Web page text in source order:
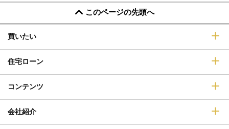
このページの先頭へ
買いたい
住宅ローン
コンテンツ
会社紹介